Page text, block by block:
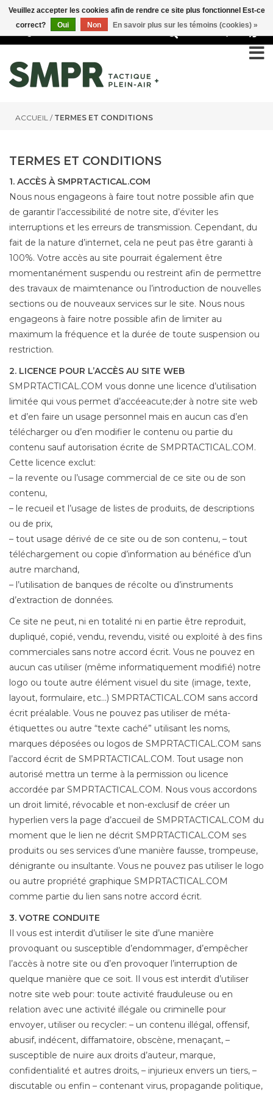
0
ACCUEIL / TERMES ET CONDITIONS
TERMES ET CONDITIONS
1. ACCÈS À SMPRTACTICAL.COM
Nous nous engageons à faire tout notre possible afin que
de garantir l’accessibilité de notre site, d’éviter les
interruptions et les erreurs de transmission. Cependant, du
fait de la nature d’internet, cela ne peut pas être garanti à
100%. Votre accès au site pourrait également être
momentanément suspendu ou restreint afin de permettre
des travaux de maimtenance ou l’introduction de nouvelles
sections ou de nouveaux services sur le site. Nous nous
engageons à faire notre possible afin de limiter au
maximum la fréquence et la durée de toute suspension ou
restriction.
2. LICENCE POUR L’ACCÈS AU SITE WEB
SMPRTACTICAL.COM vous donne une licence d’utilisation
limitée qui vous permet d’accéeacute;der à notre site web
et d’en faire un usage personnel mais en aucun cas d’en
télécharger ou d’en modifier le contenu ou partie du
contenu sauf autorisation écrite de SMPRTACTICAL.COM.
Cette licence exclut:
– la revente ou l’usage commercial de ce site ou de son
contenu,
– le recueil et l’usage de listes de produits, de descriptions
ou de prix,
– tout usage dérivé de ce site ou de son contenu, – tout
téléchargement ou copie d’information au bénéfice d’un
autre marchand,
– l’utilisation de banques de récolte ou d’instruments
d’extraction de données.
Ce site ne peut, ni en totalité ni en partie être reproduit,
dupliqué, copié, vendu, revendu, visité ou exploité à des fins
commerciales sans notre accord écrit. Vous ne pouvez en
aucun cas utiliser (même informatiquement modifié) notre
logo ou toute autre élément visuel du site (image, texte,
layout, formulaire, etc…) SMPRTACTICAL.COM sans accord
écrit préalable. Vous ne pouvez pas utiliser de méta-
étiquettes ou autre “texte caché” utilisant les noms,
marques déposées ou logos de SMPRTACTICAL.COM sans
l’accord écrit de SMPRTACTICAL.COM. Tout usage non
autorisé mettra un terme à la permission ou licence
accordée par SMPRTACTICAL.COM. Nous vous accordons
un droit limité, révocable et non-exclusif de créer un
hyperlien vers la page d’accueil de SMPRTACTICAL.COM du
moment que le lien ne décrit SMPRTACTICAL.COM ses
produits ou ses services d’une manière fausse, trompeuse,
dénigrante ou insultante. Vous ne pouvez pas utiliser le logo
ou autre propriété graphique SMPRTACTICAL.COM
comme partie du lien sans notre accord écrit.
3. VOTRE CONDUITE
Il vous est interdit d’utiliser le site d’une manière
provoquant ou susceptible d’endommager, d’empêcher
l’accès à notre site ou d’en provoquer l’interruption de
quelque manière que ce soit. Il vous est interdit d’utiliser
notre site web pour: toute activité frauduleuse ou en
relation avec une activité illégale ou criminelle pour
envoyer, utiliser ou recycler: – un contenu illégal, offensif,
abusif, indécent, diffamatoire, obscène, menaçant, –
susceptible de nuire aux droits d’auteur, marque,
confidentialité et autres droits, – injurieux envers un tiers, –
discutable ou enfin – contenant virus, propagande politique,
Veuillez accepter les cookies afin de rendre ce site plus fonctionnel Est-ce
correct?
Oui Non En savoir plus sur les témoins (cookies) »